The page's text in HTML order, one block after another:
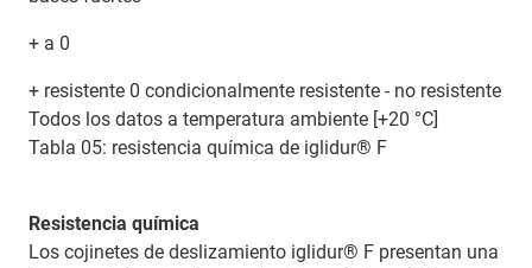
+ a 0
+ resistente 0 condicionalmente resistente - no resistente
Todos los datos a temperatura ambiente [+20 °C]
Tabla 05: resistencia química de iglidur® F
Resistencia química
Los cojinetes de deslizamiento iglidur® F presentan una